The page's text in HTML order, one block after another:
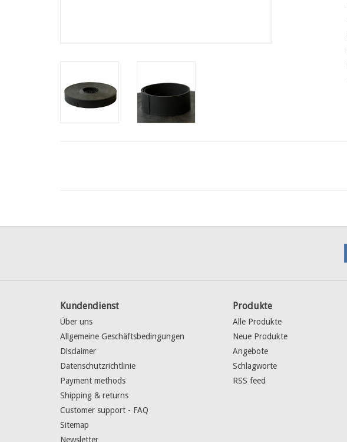
Kundendienst
Über uns
Allgemeine Geschäftsbedingungen
Disclaimer
Datenschutzrichtlinie
Payment methods
Shipping & returns
Customer support - FAQ
Sitemap
Newsletter
Produkte
Alle Produkte
Neue Produkte
Angebote
Schlagworte
RSS feed